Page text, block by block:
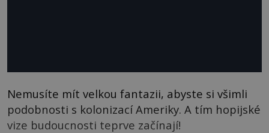
Nemusíte mít velkou fantazii, abyste si všimli
podobnosti s kolonizací Ameriky. A tím hopijské
vize budoucnosti teprve začínají!